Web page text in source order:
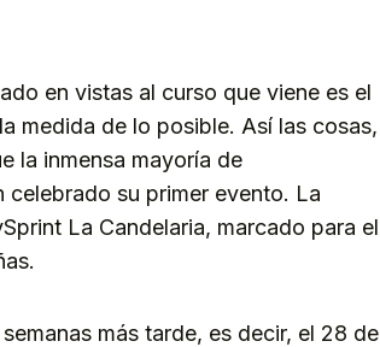
en vistas al curso que viene es el
medida de lo posible. Así las cosas,
la inmensa mayoría de
su primer evento. La
La Candelaria, marcado para el
más tarde, es decir, el 28 de